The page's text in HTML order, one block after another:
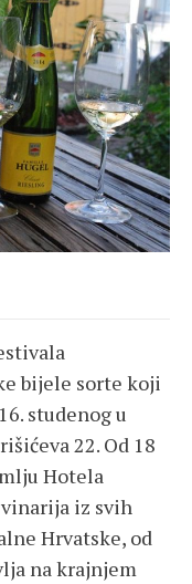
bijele sorte koji
studenog u
22. Od 18
Hotela
iz svih
Hrvatske, od
na krajnjem